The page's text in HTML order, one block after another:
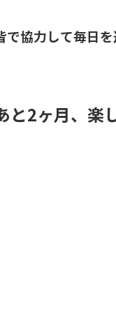
で協力して毎日
と2ヶ月、楽